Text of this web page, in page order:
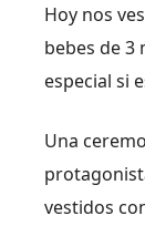
Hoy nos
bebes de 3
especial si
Una
vestidos